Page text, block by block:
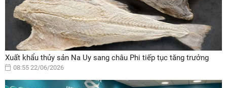
Xuất khẩu thủy sản Na Uy sang châu Phi tiếp tục tăng trưởng
08:55 22/06/2026